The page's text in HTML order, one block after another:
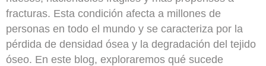
fracturas. Esta condición afecta a millones de
personas en todo el mundo y se caracteriza por la
pérdida de densidad ósea y la degradación del tejido
óseo. En este blog, exploraremos qué sucede